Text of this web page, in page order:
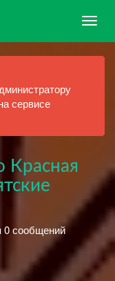
сервисе
Красная
0 сообщений